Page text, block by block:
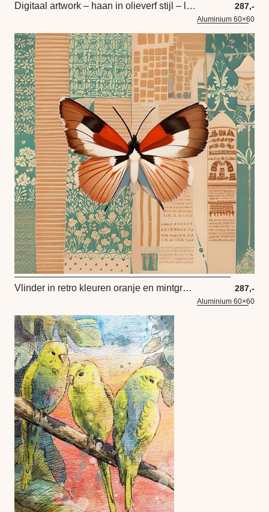
Digitaal artwork – haan in olieverf stijl – landelijk kunstwerk 287,-
Aluminium 60×60
Vlinder in retro kleuren oranje en mintgroen 287,-
Aluminium 60×60